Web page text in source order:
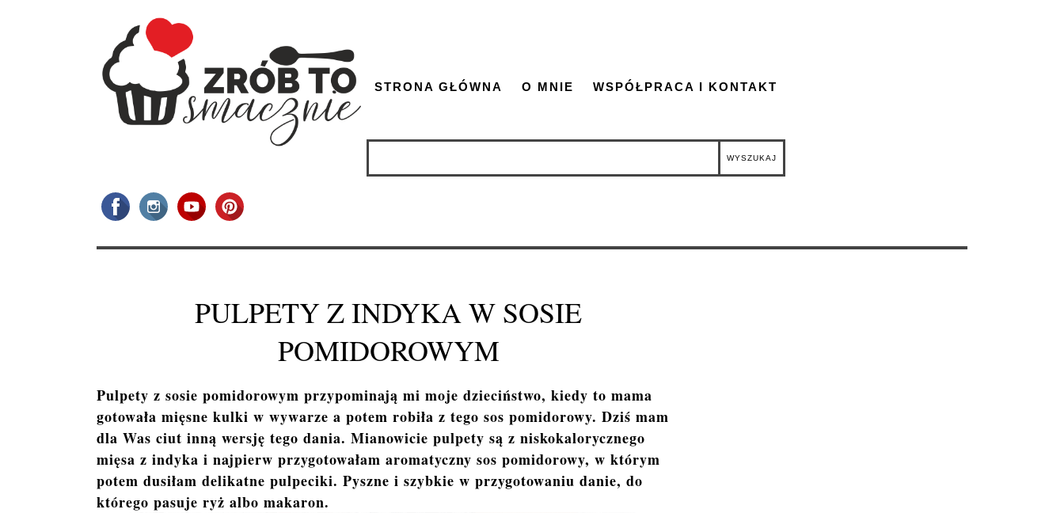
STRONA GŁÓWNA O MNIE WSPÓŁPRACA I KONTAKT
PULPETY Z INDYKA W SOSIE
POMIDOROWYM
Pulpety z sosie pomidorowym przypominają mi moje dzieciństwo, kiedy to mama
gotowała mięsne kulki w wywarze a potem robiła z tego sos pomidorowy. Dziś mam
dla Was ciut inną wersję tego dania. Mianowicie pulpety są z niskokalorycznego
mięsa z indyka i najpierw przygotowałam aromatyczny sos pomidorowy, w którym
potem dusiłam delikatne pulpeciki. Pyszne i szybkie w przygotowaniu danie, do
którego pasuje ryż albo makaron.